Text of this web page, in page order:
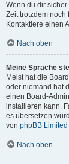
Wenn du dir
Zeit trotzdem noch
Kontaktiere einen
Nach oben
Meine Sprache
Meist hat die
oder niemand hat
einen Board-
installieren kann.
es übersetzen
von phpBB Limited
Nach oben